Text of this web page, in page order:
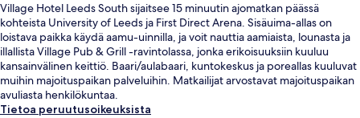
Village Hotel Leeds South sijaitsee 15 minuutin ajomatkan päässä
kohteista University of Leeds ja First Direct Arena. Sisäuima-allas on
loistava paikka käydä aamu-uinnilla, ja voit nauttia aamiaista, lounasta ja
illallista Village Pub & Grill -ravintolassa, jonka erikoisuuksiin kuuluu
kansainvälinen keittiö. Baari/aulabaari, kuntokeskus ja poreallas kuuluvat
muihin majoituspaikan palveluihin. Matkailijat arvostavat majoituspaikan
avuliasta henkilökuntaa.
Tietoa peruutusoikeuksista